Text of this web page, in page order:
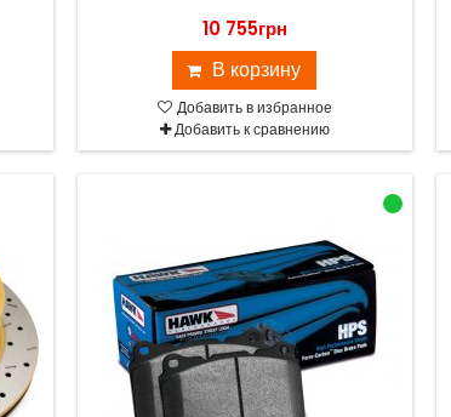
10 755грн
В корзину
Добавить в избранное
Добавить к сравнению